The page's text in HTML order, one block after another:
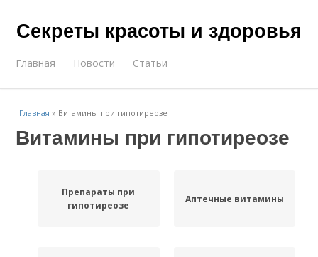
Секреты красоты и здоровья
Главная Новости Статьи
Главная » Витамины при гипотиреозе
Витамины при гипотиреозе
Препараты при
гипотиреозе
Аптечные витамины